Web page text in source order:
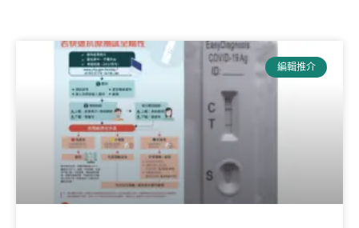
編輯推介